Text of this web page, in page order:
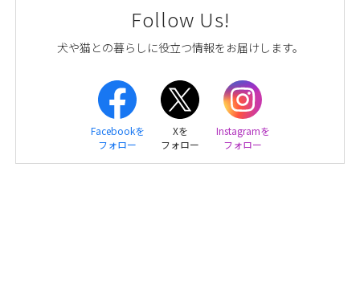
Follow Us!
犬や猫との暮らしに役立つ情報をお届けします。
Facebookを
フォロー
Xを
フォロー
Instagramを
フォロー